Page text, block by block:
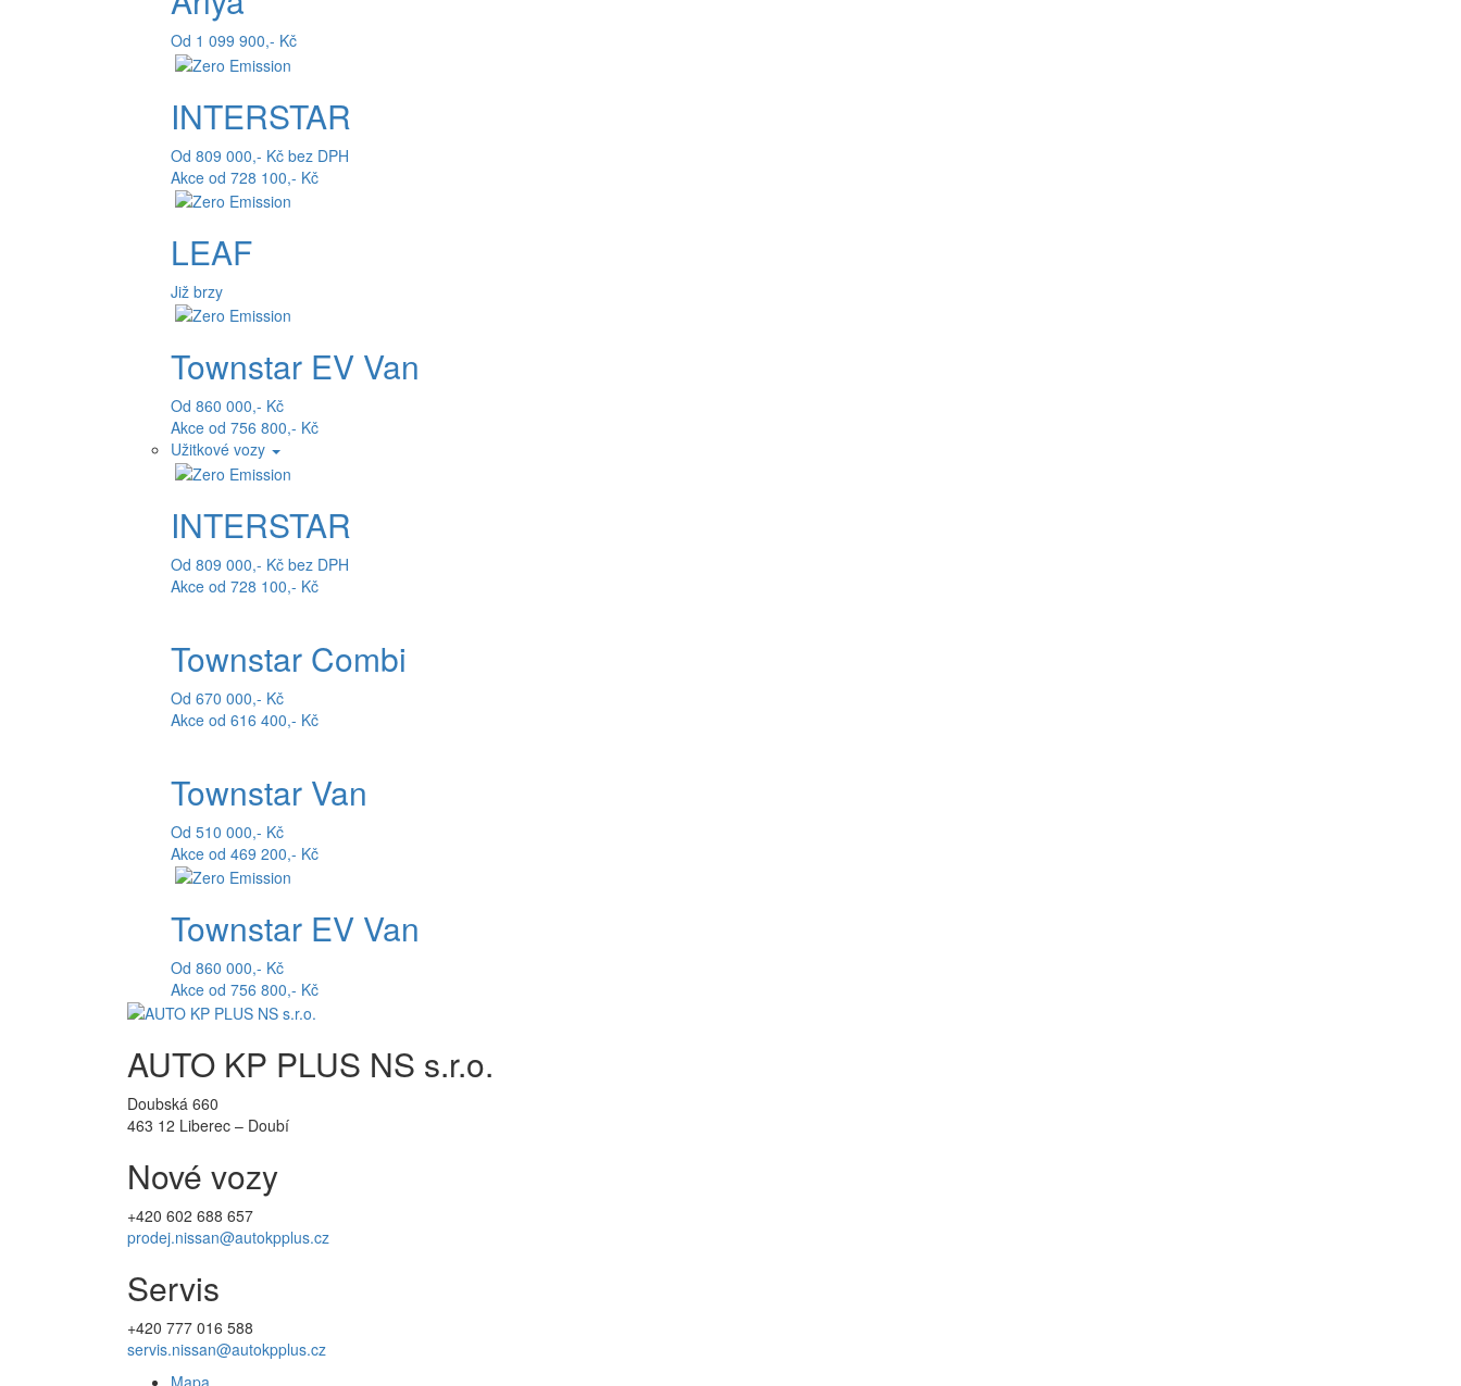
Od 1 099 900,- Kč
INTERSTAR
Od 809 000,- Kč bez DPH
Akce od 728 100,- Kč
LEAF
Již brzy
Townstar EV Van
Od 860 000,- Kč
Akce od 756 800,- Kč
Užitkové vozy
INTERSTAR
Od 809 000,- Kč bez DPH
Akce od 728 100,- Kč
Townstar Combi
Od 670 000,- Kč
Akce od 616 400,- Kč
Townstar Van
Od 510 000,- Kč
Akce od 469 200,- Kč
Townstar EV Van
Od 860 000,- Kč
Akce od 756 800,- Kč
AUTO KP PLUS NS s.r.o.
Doubská 660
463 12 Liberec – Doubí
Nové vozy
+420 602 688 657
prodej.nissan@autokpplus.cz
Servis
+420 777 016 588
servis.nissan@autokpplus.cz